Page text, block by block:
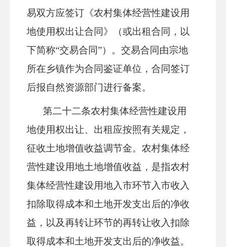
易双方应签订《农村集体经营性建设用
地使用权出让合同》（或出租合同，以
下简称“交易合同”）。交易合同由宗地
所在乡镇作为合同鉴证单位，合同签订
后报自然资源部门进行备案。
第二十二条农村集体经营性建设用
地使用权出让、出租应按照有关规定，
征收土地增值收益调节金。农村集体经
营性建设用地土地增值收益，是指农村
集体经营性建设用地入市环节入市收入
扣除取得成本和土地开发支出后的净收
益，以及再转让环节的再转让收入扣除
取得成本和土地开发支出后的净收益。